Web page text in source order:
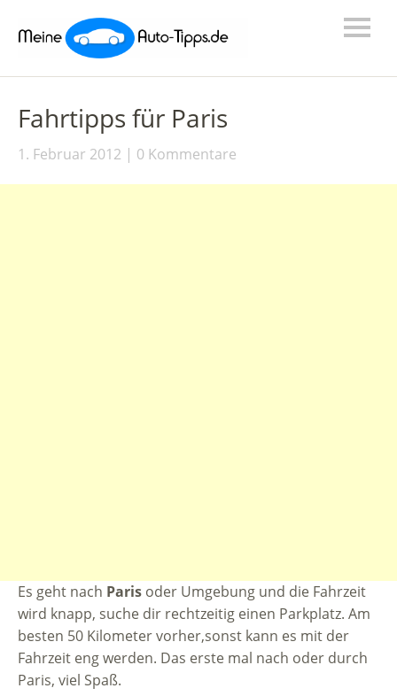
Fahrtipps für Paris
1. Februar 2012 0 Kommentare
Es geht nach Paris oder Umgebung und die Fahrzeit
wird knapp, suche dir rechtzeitig einen Parkplatz. Am
besten 50 Kilometer vorher,sonst kann es mit der
Fahrzeit eng werden. Das erste mal nach oder durch
Paris, viel Spaß.